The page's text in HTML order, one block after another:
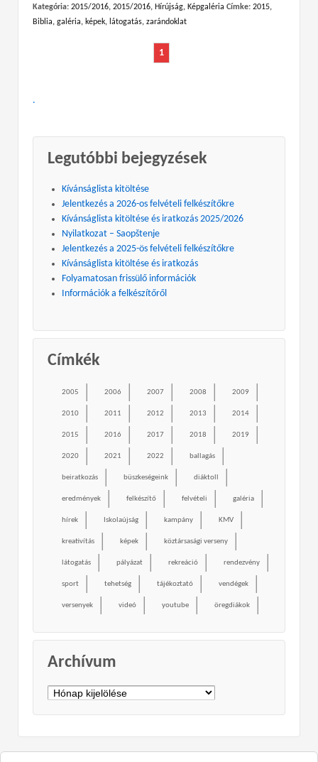
Kategória: 2015/2016, 2015/2016, Hírújság, Képgaléria Címke: 2015,
Biblia, galéria, képek, látogatás, zarándoklat
1
.
Legutóbbi bejegyzések
Kívánságlista kitöltése
Jelentkezés a 2026-os felvételi felkészítőkre
Kívánságlista kitöltése és iratkozás 2025/2026
Nyilatkozat – Saopštenje
Jelentkezés a 2025-ös felvételi felkészítőkre
Kívánságlista kitöltése és iratkozás
Folyamatosan frissülő információk
Információk a felkészítőről
Címkék
2005 2006 2007 2008 2009
2010 2011 2012 2013 2014
2015 2016 2017 2018 2019
2020 2021 2022 ballagás
beiratkozás büszkeségeink diáktoll
eredmények felkészítő felvételi galéria
hírek Iskolaújság kampány KMV
kreativítás képek köztársasági verseny
látogatás pályázat rekreáció rendezvény
sport tehetség tájékoztató vendégek
versenyek videó youtube öregdiákok
Archívum
Archívum